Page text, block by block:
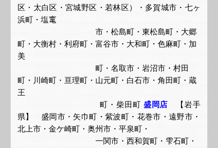
区・太白区・宮城野区・若林区）・多賀城市・七ヶ
浜町・塩竃
市・松島町・東松島町・大郷
町・大衡村・利府町・富谷市・大和町・色麻町・加
美
町・名取市・岩沼市・村田
町・川崎町・亘理町・山元町・白石市・角田町・蔵
王
町・柴田町 盛岡店 【岩手
県】 盛岡市・矢巾町・紫波町・花巻市・遠野市・
北上市・金ケ崎町・奥州市・平泉町・
一関市・西和賀町・雫石町・